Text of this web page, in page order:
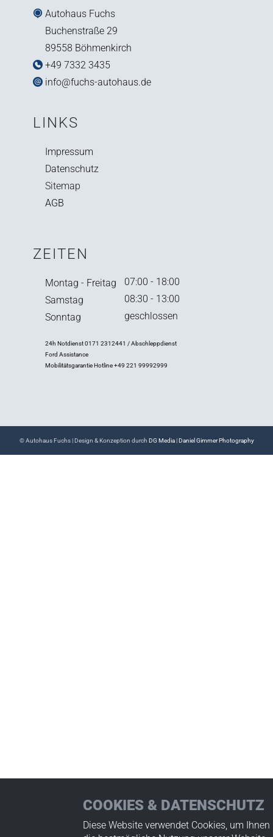
Autohaus Fuchs
Buchenstraße 29
89558 Böhmenkirch
+49 7332 3435
info@fuchs-autohaus.de
LINKS
Impressum
Datenschutz
Sitemap
AGB
ZEITEN
Montag - Freitag
Samstag
Sonntag
07:00 - 18:00
08:30 - 13:00
geschlossen
24h Notdienst 0171 2312441 / Abschleppdienst
Ford Assistance
Mobilitätsgarantie Hotline +49 221 99992999
© Autohaus Fuchs | Design & Konzeption durch DG Media|Daniel Gimmer Photography
COOKIES & DATENSCHUTZ
Diese Website verwendet Cookies, um Ihnen